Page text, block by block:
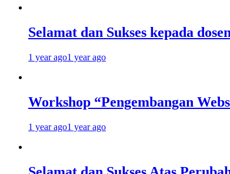
Selamat dan Sukses kepada
1 year ago1 year ago
Workshop “Pengembangan
1 year ago1 year ago